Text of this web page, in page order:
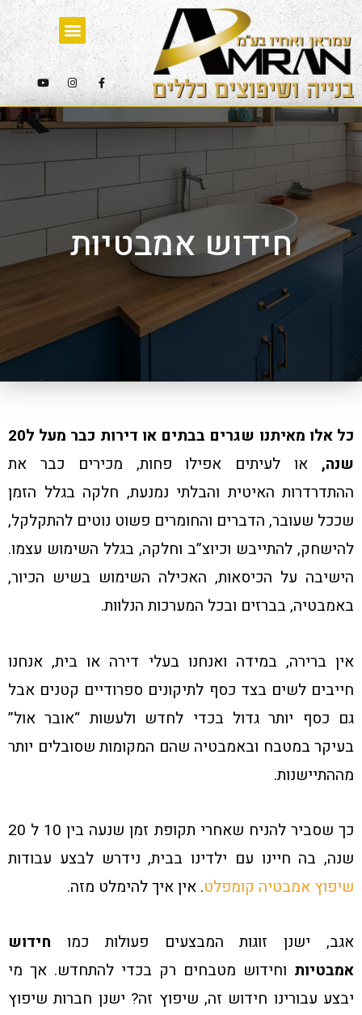
חידוש אמבטיות
כל אלו מאיתנו שגרים בבתים או דירות כבר מעל ל20
שנה, או לעיתים אפילו פחות, מכירים כבר את
ההתדרדרות האיטית והבלתי נמנעת, חלקה בגלל הזמן
שככל שעובר, הדברים והחומרים פשוט נוטים להתקלקל,
להישחק, להתייבש וכיוצ”ב וחלקה, בגלל השימוש עצמו.
הישיבה על הכיסאות, האכילה השימוש בשיש הכיור,
באמבטיה, בברזים ובכל המערכות הנלוות.
אין ברירה, במידה ואנחנו בעלי דירה או בית, אנחנו
חייבים לשים בצד כסף לתיקונים ספרודיים קטנים אבל
גם כסף יותר גדול בכדי לחדש ולעשות “אובר אול”
בעיקר במטבח ובאמבטיה שהם המקומות שסובלים יותר
מההתיישנות.
כך שסביר להניח שאחרי תקופת זמן שנעה בין 10 ל 20
שנה, בה חיינו עם ילדינו בבית, נידרש לבצע עבודות
שיפוץ אמבטיה קומפלט. אין איך להימלט מזה.
אגב, ישנן זוגות המבצעים פעולות כמו חידוש
אמבטיות וחידוש מטבחים רק בכדי להתחדש. אך מי
יבצע עבורינו חידוש זה, שיפוץ זה? ישנן חברות שיפוץ